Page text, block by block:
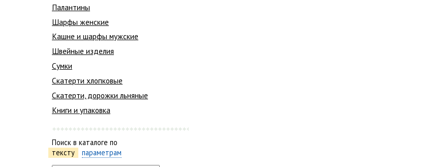
Палантины
Шарфы женские
Кашне и шарфы мужские
Швейные изделия
Сумки
Скатерти хлопковые
Скатерти, дорожки льняные
Книги и упаковка
Поиск в каталоге по
тексту
параметрам